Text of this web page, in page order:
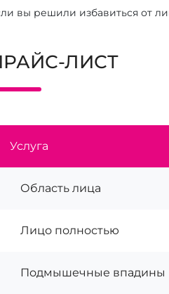
вы решили избавиться от
ЛИСТ
Услуга
Область лица
Лицо полностью
Подмышечные впадины